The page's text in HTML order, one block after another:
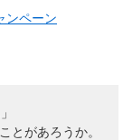
ンペーン
とがあろうか。